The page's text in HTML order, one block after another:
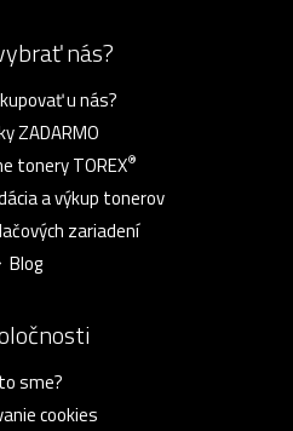
nás?
u nás?
ZADARMO
tonery TOREX®
a výkup tonerov
zariadení
Blog
sme?
cookies